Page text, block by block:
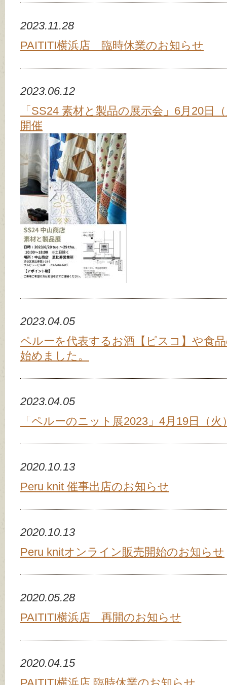
2023.11.28
PAITITI横浜店 臨時休業のお知らせ
2023.06.12
「SS24 素材と製品の展示会」6月20日
開催
2023.04.05
ペルーを代表するお酒【ピスコ】や食
始めました。
2023.04.05
「ペルーのニット展2023」4月19日（
2020.10.13
Peru knit 催事出店のお知らせ
2020.10.13
Peru knitオンライン販売開始のお知らせ
2020.05.28
PAITITI横浜店 再開のお知らせ
2020.04.15